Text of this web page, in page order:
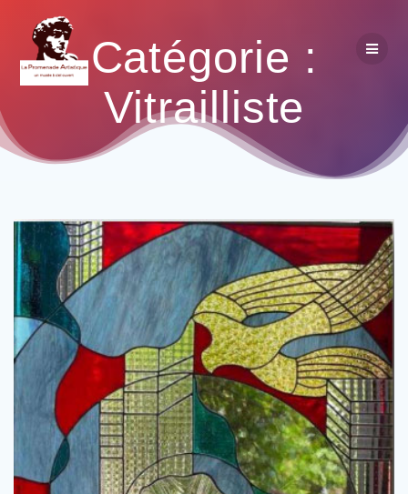
Catégorie :
Vitrailliste